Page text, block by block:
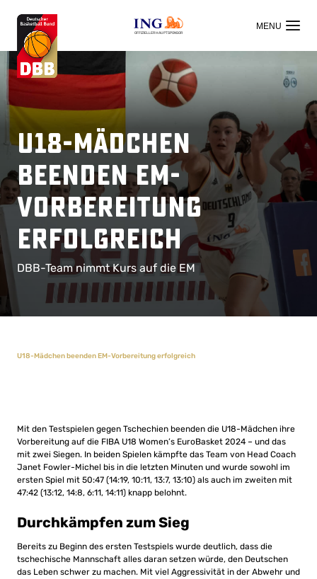
OFFIZIELLER HAUPTSPONSOR
U18-Mädchen
beenden EM-
Vorbereitung
erfolgreich
DBB-Team nimmt Kurs auf die EM
U18-Mädchen beenden EM-Vorbereitung erfolgreich
Mit den Testspielen gegen Tschechien beenden die U18-Mädchen ihre
Vorbereitung auf die FIBA U18 Women’s EuroBasket 2024 – und das
mit zwei Siegen. In beiden Spielen kämpfte das Team von Head Coach
Janet Fowler-Michel bis in die letzten Minuten und wurde sowohl im
ersten Spiel mit 50:47 (14:19, 10:11, 13:7, 13:10) als auch im zweiten mit
47:42 (13:12, 14:8, 6:11, 14:11) knapp belohnt.
Durchkämpfen zum Sieg
Bereits zu Beginn des ersten Testspiels wurde deutlich, dass die
tschechische Mannschaft alles daran setzen würde, den Deutschen
das Leben schwer zu machen. Mit viel Aggressivität in der Abwehr und